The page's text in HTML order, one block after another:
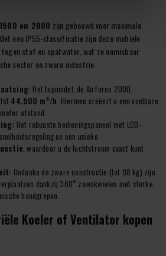
en 2000 zijn gebouwd voor maximale
een IP55-classificatie zijn deze mobiele
stof en spatwater, wat ze onmisbaar
sector en zware industrie.
Het topmodel, de Airforce 2000,
44.500 m³/h . Hiermee creëert u een voelbare
afstand.
Het robuuste bedieningspaneel met LCD-
en een unieke
, waardoor u de luchtstroom exact kunt
Ondanks de zware constructie (tot 98 kg) zijn
dankzij 360° zwenkwielen met sterke
handgrepen.
Koeler of Ventilator kopen